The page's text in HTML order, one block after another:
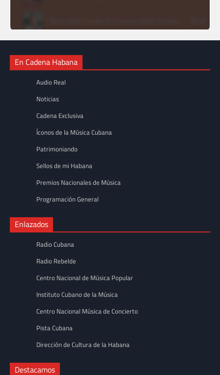
En Cadena Habana
Audio Real
Noticias
Cadena Exclusiva
Íconos de la Música Cubana
Patrimoniando
Sellos de mi Habana
Premios Nacionales de Música
Programación General
Enlazados
Radio Cubana
Radio Rebelde
Centro Nacional de Música Popular
Instituto Cubano de la Música
Centro Nacional Música de Concierto
Pista Cubana
Dirección de Cultura de la Habana
Destacamos